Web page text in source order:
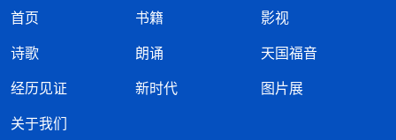
首页 书籍
影视
诗歌
朗诵
天国福音
经历见证
新时代
图片展
关于我们